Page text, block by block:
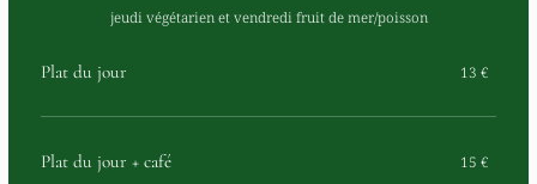
jeudi végétarien et vendredi fruit de mer/poisson
Plat du jour 13 €
Plat du jour + café 15 €